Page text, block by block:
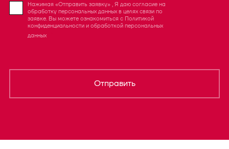
Нажимая «Отправить заявку» , Я даю согласие на
обработку персональных данных в целях связи по
заявке. Вы можете ознакомиться с Политикой
конфиденциальности и обработкой персональных
данных
Отправить